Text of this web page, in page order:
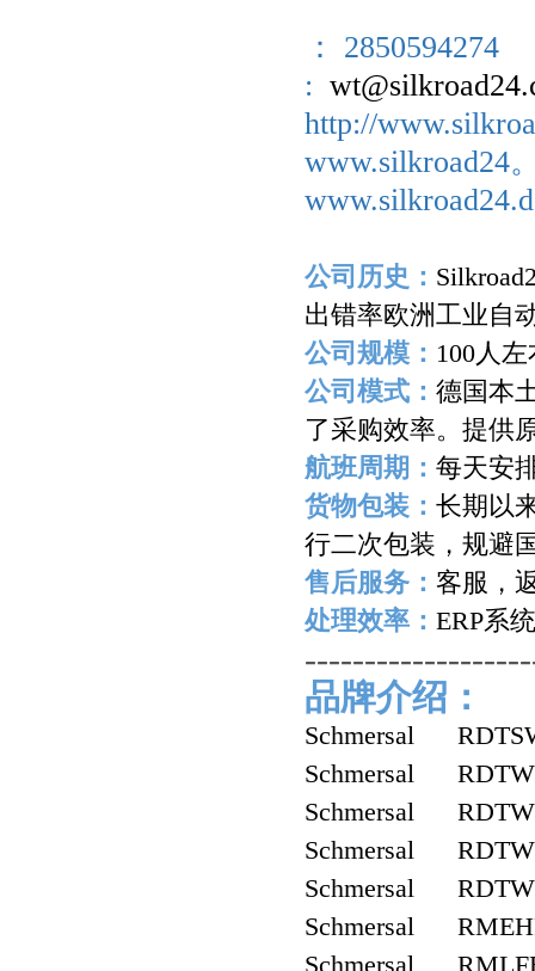
： 2850594274
:
http://
www.silkroad24
公司历史：
出错率欧洲工业自
公司规模： 100人左
公司模式： 德国本
了采购效率。提供
航班周期： 每天安
货物包装： 长期以
行二次包装，规避
售后服务： 客服，
处理效率： ERP系
品牌介绍：
Schmersal
Schmersal
Schmersal
Schmersal
Schmersal
Schmersal
Schmersal